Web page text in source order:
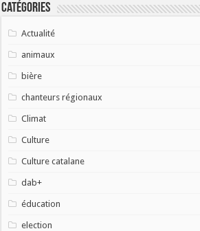
Catégories
Actualité
animaux
bière
chanteurs régionaux
Climat
Culture
Culture catalane
dab+
éducation
election